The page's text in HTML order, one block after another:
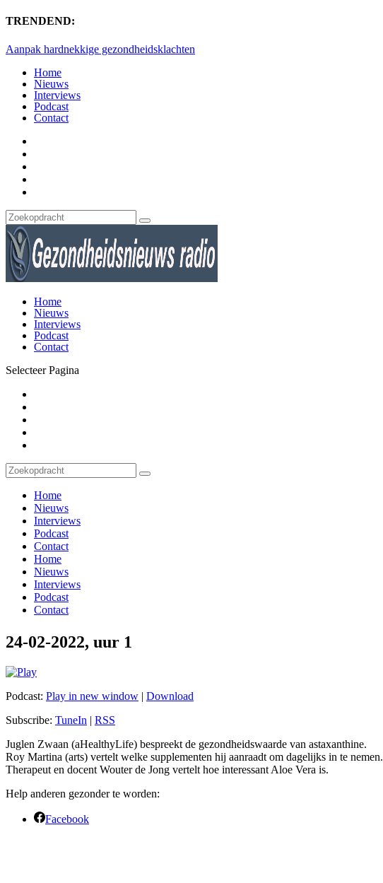
TRENDEND:
Aanpak hardnekkige gezondheidsklachten
Home
Nieuws
Interviews
Podcast
Contact
Home
Nieuws
Interviews
Podcast
Contact
Selecteer Pagina
Home
Nieuws
Interviews
Podcast
Contact
Home
Nieuws
Interviews
Podcast
Contact
24-02-2022, uur 1
Podcast: Play in new window | Download
Subscribe: TuneIn | RSS
Juglen Zwaan (aHealthyLife) bespreekt de gezondheidswaarde van astaxanthine.
Roy Martina (arts) vertelt welke supplementen hij aanraadt om dagelijks in te nemen.
Therapeut en docent Wouter de Jong vertelt hoe interessant Aloe Vera is.
Help anderen gezonder te worden:
Facebook